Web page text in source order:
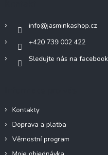
info@jasminkashop.cz
+420 739 002 422
Sledujte nás na
Kontakty
Doprava a platba
Věrnostní program